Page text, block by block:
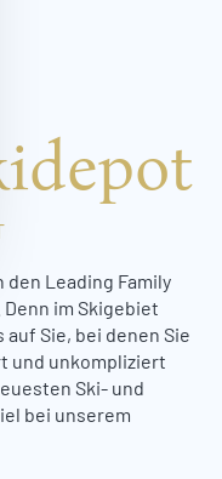
Leading Family
im Skigebiet
Sie, bei denen Sie
und unkompliziert
Ski- und
bei unserem